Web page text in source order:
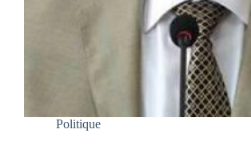
Politique